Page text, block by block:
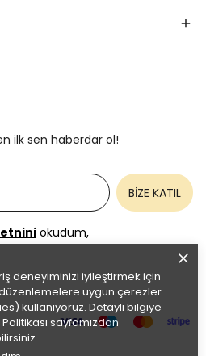
deneyiminizi iyileştirmek için
uygun çerezler
kullanıyoruz. Detaylı bilgiye
sayfamızdan
ilk sen haberdar ol!
BİZE KATIL
okudum,